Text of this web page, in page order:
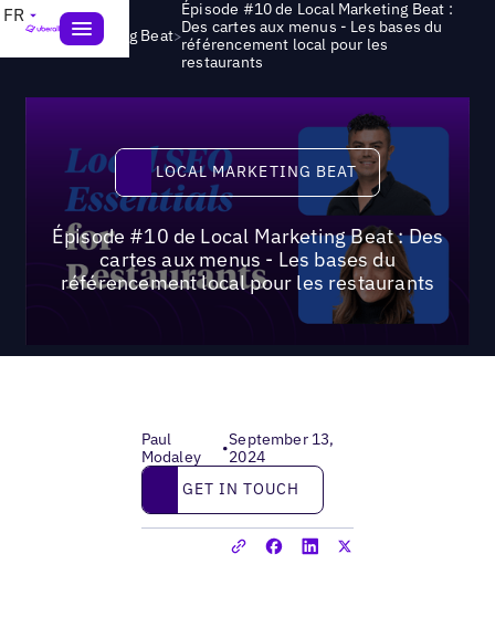
FR
Local Marketing Beat>
Épisode #10 de Local Marketing Beat :
Des cartes aux menus - Les bases du
référencement local pour les
restaurants
Local Marketing Beat
LOCAL MARKETING BEAT
Épisode #10 de Local Marketing Beat : Des
cartes aux menus - Les bases du
référencement local pour les restaurants
Paul
Modaley
•September 13,
2024
Get in touch
GET IN TOUCH